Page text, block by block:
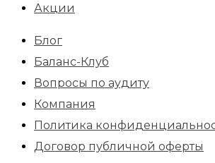
Акции
Блог
Баланс-Клуб
Вопросы по аудиту
Компания
Политика
Договор публичной оферты